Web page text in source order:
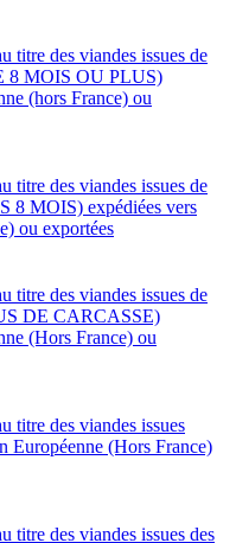
titre des viandes issues de
8 MOIS OU PLUS)
(hors France) ou
titre des viandes issues de
MOIS) expédiées vers
ou exportées
titre des viandes issues de
DE CARCASSE)
(Hors France) ou
titre des viandes issues
Européenne (Hors France)
titre des viandes issues des